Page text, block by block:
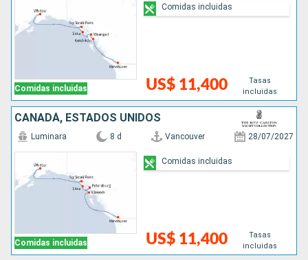
Comidas incluidas US$ 11,400
Tasas
incluidas
Comidas incluidas
CANADÁ, ESTADOS UNIDOS
Comidas incluidas
Luminara 8 d Vancouver 28/07/2027
US$ 11,400
Tasas
incluidas
Comidas incluidas